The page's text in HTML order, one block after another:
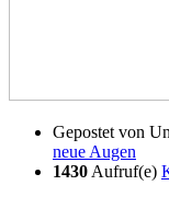
Gepostet von
neue Augen
1430 Aufruf(e)